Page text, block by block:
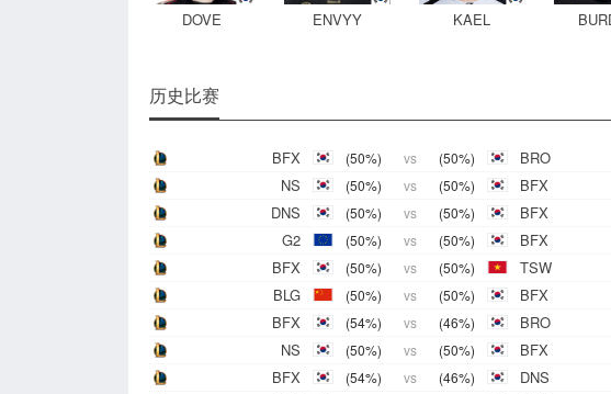
DOVE ENVYY KAEL
历史比赛
BFX (50%) vs (50%) BRO
NS (50%) vs (50%) BFX
DNS (50%) vs (50%) BFX
G2 (50%) vs (50%) BFX
BFX (50%) vs (50%) TSW
BLG (50%) vs (50%) BFX
BFX (54%) vs (46%) BRO
NS (50%) vs (50%) BFX
BFX (54%) vs (46%) DNS